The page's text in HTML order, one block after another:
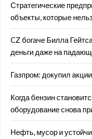
Стратегические
объекты, которые
CZ богаче Билла
деньги даже на
Газпром: докупил
Когда бензин
оборудование снова
Нефть, мусор и